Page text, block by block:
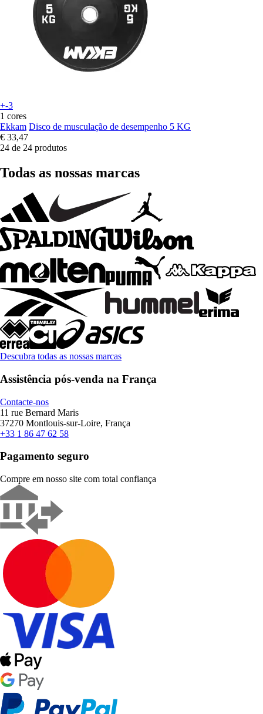
+-3
1 cores
Ekkam Disco de musculação de desempenho 5 KG
€ 33,47
24 de 24 produtos
Todas as nossas marcas
Descubra todas as nossas marcas
Assistência pós-venda na França
Contacte-nos
11 rue Bernard Maris
37270 Montlouis-sur-Loire, França
+33 1 86 47 62 58
Pagamento seguro
Compre em nosso site com total confiança